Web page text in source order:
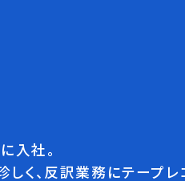
入社。
く、反訳業務にテープ